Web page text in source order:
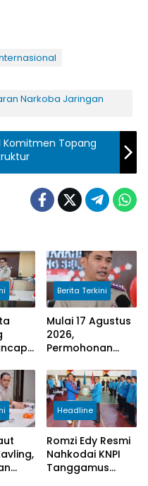
Narkoba Jaringan
Komitmen Topang
Berita Terkini
Mulai 17 Agustus
2026,
Permohonan
Kantah Kota
Tangerang
Selatan Selesai
10 Hari
Headline
Romzi Edy Resmi
Nahkodai KNPI
Tanggamus